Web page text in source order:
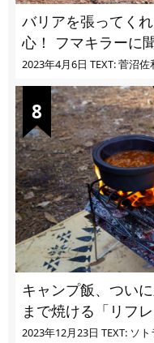
バリアを張ってく
心！ フマキラーに聞く「最強の虫撃退グッズ
vol.4」【キャンプ
2023年4月6日 TEXT: 菅沼佐
キャンプ飯、つい
まで焼ける「リフ
ぎる
2023年12月23日 TEXT: ソ